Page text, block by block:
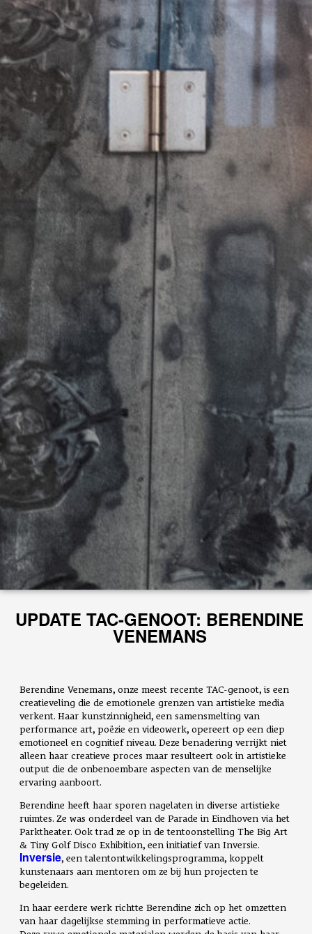
UPDATE TAC-GENOOT: BERENDINE
VENEMANS
Berendine Venemans, onze meest recente TAC-genoot, is een
creatieveling die de emotionele grenzen van artistieke media
verkent. Haar kunstzinnigheid, een samensmelting van
performance art, poëzie en videowerk, opereert op een diep
emotioneel en cognitief niveau. Deze benadering verrijkt niet
alleen haar creatieve proces maar resulteert ook in artistieke
output die de onbenoembare aspecten van de menselijke
ervaring aanboort.
Berendine heeft haar sporen nagelaten in diverse artistieke
ruimtes. Ze was onderdeel van de Parade in Eindhoven via het
Parktheater. Ook trad ze op in de tentoonstelling The Big Art
& Tiny Golf Disco Exhibition, een initiatief van Inversie.
Inversie , een talentontwikkelingsprogramma, koppelt
kunstenaars aan mentoren om ze bij hun projecten te
begeleiden.
In haar eerdere werk richtte Berendine zich op het omzetten
van haar dagelijkse stemming in performatieve actie.